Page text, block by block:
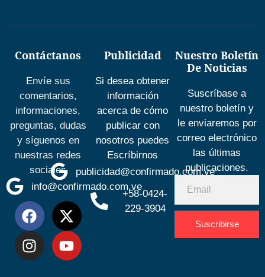
Contáctanos
Envíe sus
comentarios,
informaciones,
preguntas, dudas
y síguenos en
nuestras redes
sociales
info@confirmado.com.ve
Publicidad
Si desea obtener
información
acerca de cómo
publicar con
nosotros puedes
Escríbirnos
publicidad@confirmado.com.ve
+58-0424-
229-3904
Nuestro Boletín
De Noticias
Suscríbase a
nuestro boletín y
le enviaremos por
correo electrónico
las últimas
publicaciones.
Suscribirse